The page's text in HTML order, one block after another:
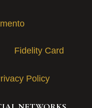
Fidelity Card
Policy